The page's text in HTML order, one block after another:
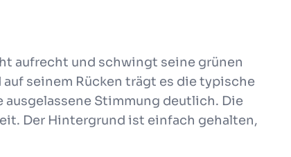
aufrecht und schwingt seine grünen
seinem Rücken trägt es die typische
ausgelassene Stimmung deutlich. Die
Der Hintergrund ist einfach gehalten,